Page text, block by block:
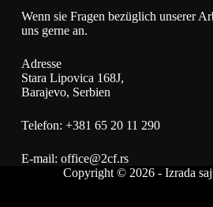
Wenn sie Fragen bezüglich unserer
uns gerne an.
Adresse
Stara Lipovica 168J,
Barajevo, Serbien
Telefon: +381 65 20 11 290
E-mail: office@2cf.rs
Copyright © 2026 - Izrada